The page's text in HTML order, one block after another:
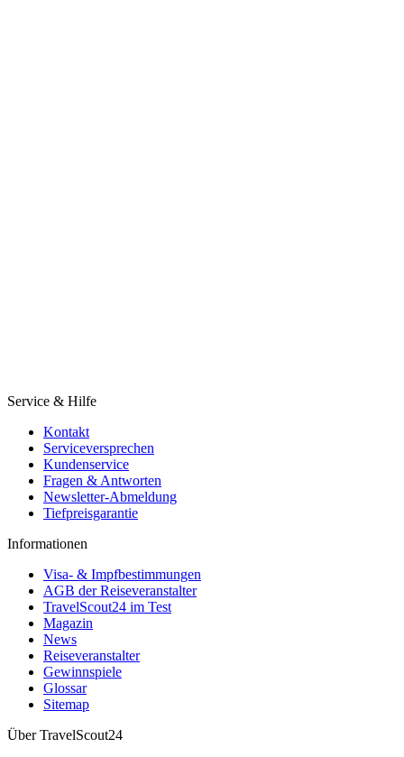
Service & Hilfe
Kontakt
Serviceversprechen
Kundenservice
Fragen & Antworten
Newsletter-Abmeldung
Tiefpreisgarantie
Informationen
Visa- & Impfbestimmungen
AGB der Reiseveranstalter
TravelScout24 im Test
Magazin
News
Reiseveranstalter
Gewinnspiele
Glossar
Sitemap
Über TravelScout24